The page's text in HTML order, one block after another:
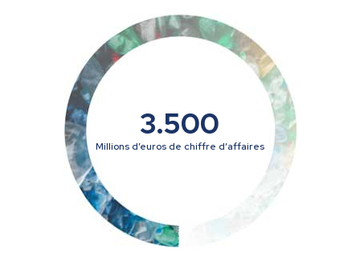
3.500
Millions d’euros de chiffre d’affaires